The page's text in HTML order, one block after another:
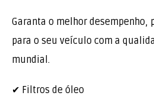
Garanta o melhor desempenho,
para o seu veículo com a
mundial.
✔ Filtros de óleo